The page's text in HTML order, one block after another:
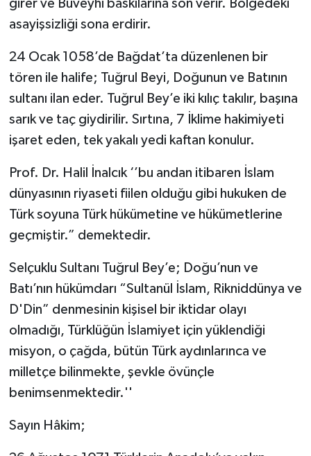
girer ve Buveyhi baskılarına son verir. Bölgedeki
asayişsizliği sona erdirir.
24 Ocak 1058’de Bağdat’ta düzenlenen bir
tören ile halife; Tuğrul Beyi, Doğunun ve Batının
sultanı ilan eder. Tuğrul Bey’e iki kılıç takılır, başına
sarık ve taç giydirilir. Sırtına, 7 İklime hakimiyeti
işaret eden, tek yakalı yedi kaftan konulur.
Prof. Dr. Halil İnalcık ‘’bu andan itibaren İslam
dünyasının riyaseti fiilen olduğu gibi hukuken de
Türk soyuna Türk hükümetine ve hükümetlerine
geçmiştir.” demektedir.
Selçuklu Sultanı Tuğrul Bey’e; Doğu’nun ve
Batı’nın hükümdarı “Sultanül İslam, Rikniddünya ve
D'Din” denmesinin kişisel bir iktidar olayı
olmadığı, Türklüğün İslamiyet için yüklendiği
misyon, o çağda, bütün Türk aydınlarınca ve
milletçe bilinmekte, şevkle övünçle
benimsenmektedir.''
Sayın Hâkim;